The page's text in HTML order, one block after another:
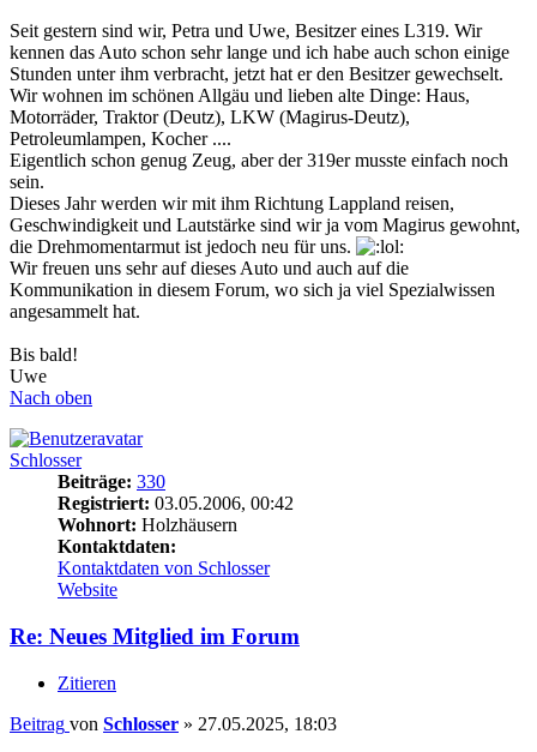
Seit gestern sind wir, Petra und Uwe, Besitzer eines L319. Wir
kennen das Auto schon sehr lange und ich habe auch schon einige
Stunden unter ihm verbracht, jetzt hat er den Besitzer gewechselt.
Wir wohnen im schönen Allgäu und lieben alte Dinge: Haus,
Motorräder, Traktor (Deutz), LKW (Magirus-Deutz),
Petroleumlampen, Kocher ....
Eigentlich schon genug Zeug, aber der 319er musste einfach noch
sein.
Dieses Jahr werden wir mit ihm Richtung Lappland reisen,
Geschwindigkeit und Lautstärke sind wir ja vom Magirus gewohnt,
die Drehmomentarmut ist jedoch neu für uns.
Wir freuen uns sehr auf dieses Auto und auch auf die
Kommunikation in diesem Forum, wo sich ja viel Spezialwissen
angesammelt hat.
Bis bald!
Uwe
Nach oben
Schlosser
Beiträge: 330
Registriert: 03.05.2006, 00:42
Wohnort: Holzhäusern
Kontaktdaten:
Kontaktdaten von Schlosser
Website
Re: Neues Mitglied im Forum
Zitieren
Beitrag von Schlosser » 27.05.2025, 18:03